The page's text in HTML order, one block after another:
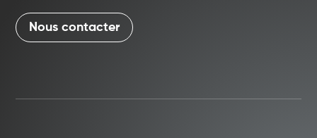
Nous contacter